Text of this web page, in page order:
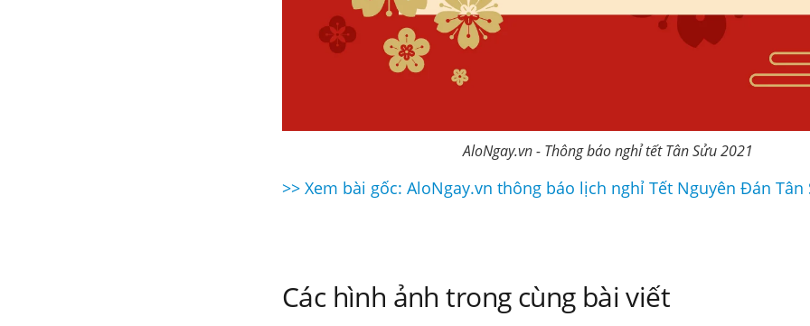
AloNgay.vn - Thông báo nghỉ tết Tân Sửu 2021
Điều
viết
>> Xem bài gốc: AloNgay.vn thông báo lịch nghỉ Tết Nguyên Đán Tân
Các hình ảnh trong cùng bài viết